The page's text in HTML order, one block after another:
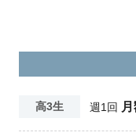
高3生 週1回